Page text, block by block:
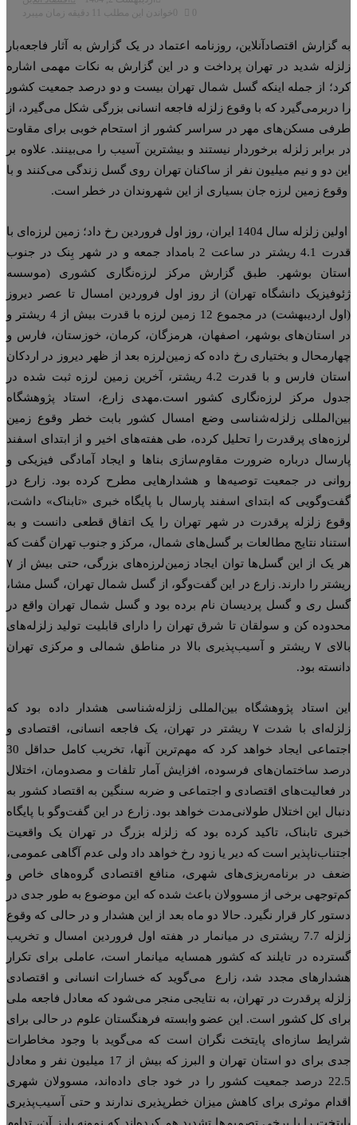
خواندن این مطلب 11 دقیقه زمان میبرد
گزارش اقتصادآنلاین، روزنامه اعتماد در یک گزارش به آثار فاجعه‌بار
شدید در تهران پرداخت و در این گزارش به نکات مهمی اشاره
از جمله اینکه گسل شمال تهران بیست و دو درصد جمعیت کشور
دربرمی‌گیرد که با وقوع زلزله فاجعه انسانی بزرگی شکل می‌گیرد، از
مسکن‌های مهر در سراسر کشور از استحام خوبی برای مقاوت
برابر زلزله برخوردار نیستند و بیشترین آسیب را می‌بینند. علاوه بر
دو و نیم میلیون نفر از ساکنان تهران روی گسل زندگی می‌کنند و با
زمین لرزه جان بسیاری از این شهروندان در خطر است.
اولین زلزله سال 1404 ایران، روز اول فروردین رخ داد؛ زمین لرزه‌ای با
قدرت 4.1 ریشتر در ساعت 2 بامداد جمعه و در شهر بِنک در جنوب
بوشهر. طبق گزارش مرکز لرزه‌نگاری کشوری (موسسه
دانشگاه تهران) از روز اول فروردین امسال تا عصر دیروز
(اول اردیبهشت) در مجموع 12 زمین لرزه با قدرت بیش از 4 ریشتر و
استان‌های بوشهر، اصفهان، هرمزگان، کرمان، خوزستان، فارس و
و بختیاری رخ داده که زمین‌لرزه بعد از ظهر دیروز در اردکان
استان فارس و با قدرت 4.2 ریشتر، آخرین زمین لرزه ثبت شده در
مرکز لرزه‌نگاری کشور است.مهدی زارع، استاد پژوهشگاه
زلزله‌شناسی وضع امسال کشور بابت خطر وقوع زمین
پرقدرت را تحلیل کرده، طی هفته‌های اخیر و از ابتدای اسفند
درباره ضرورت مقاوم‌سازی بناها و ایجاد آمادگی فیزیکی و
در جمعیت توصیه‌ها و هشدارهایی مطرح کرده بود. زارع در
که ابتدای اسفند پارسال با پایگاه خبری «تابناک» داشت،
زلزله پرقدرت در شهر تهران را یک اتفاق قطعی دانست و به
نتایج مطالعات بر گسل‌های شمال، مرکز و جنوب تهران گفت که
هر یک از این گسل‌ها توان ایجاد زمین‌لرزه‌های بزرگی، حتی بیش از ۷
را دارند. زارع در این گفت‌وگو، از گسل شمال تهران، گسل مشا،
ری و گسل پردیسان نام برده بود و گسل شمال تهران واقع در
کن و سولقان تا شرق تهران را دارای قابلیت تولید زلزله‌های
بالای ۷ ریشتر و آسیب‌پذیری بالا در مناطق شمالی و مرکزی تهران
بود.
استاد پژوهشگاه بین‌المللی زلزله‌شناسی هشدار داده بود که
زلزله‌ای با شدت ۷ ریشتر در تهران، یک فاجعه انسانی، اقتصادی و
اجتماعی ایجاد خواهد کرد که مهم‌ترین آنها، تخریب کامل حداقل 30
ساختمان‌های فرسوده، افزایش آمار تلفات و مصدومان، اختلال
فعالیت‌های اقتصادی و اجتماعی و ضربه سنگین به اقتصاد کشور به
این اختلال طولانی‌مدت خواهد بود. زارع در این گفت‌وگو با پایگاه
تابناک، تاکید کرده بود که زلزله بزرگ در تهران یک واقعیت
است که دیر یا زود رخ خواهد داد ولی عدم آگاهی عمومی،
در برنامه‌ریزی‌های شهری، منافع اقتصادی گروه‌های خاص و
برخی از مسوولان باعث شده که این موضوع به‌ طور جدی در
کار قرار نگیرد. حالا دو ماه بعد از این هشدار و در حالی که وقوع
زلزله 7.7 ریشتری در میانمار در هفته اول فروردین امسال و تخریب
در تایلند که کشور همسایه میانمار است، عاملی برای تکرار
مجدد شد، زارع می‌گوید که خسارات انسانی و اقتصادی
پرقدرت در تهران، به نتایجی منجر می‌شود که معادل فاجعه ملی
کل کشور است. این عضو وابسته فرهنگستان علوم در حالی برای
سازه‌ای پایتخت نگران است که می‌گوید با وجود مخاطرات
جدی برای دو استان تهران و البرز که بیش از 17 میلیون نفر و معادل
22.5 درصد جمعیت کشور را در خود جای داده‌اند، مسوولان شهری
موثری برای کاهش میزان خطرپذیری ندارند و حتی آسیب‌پذیری